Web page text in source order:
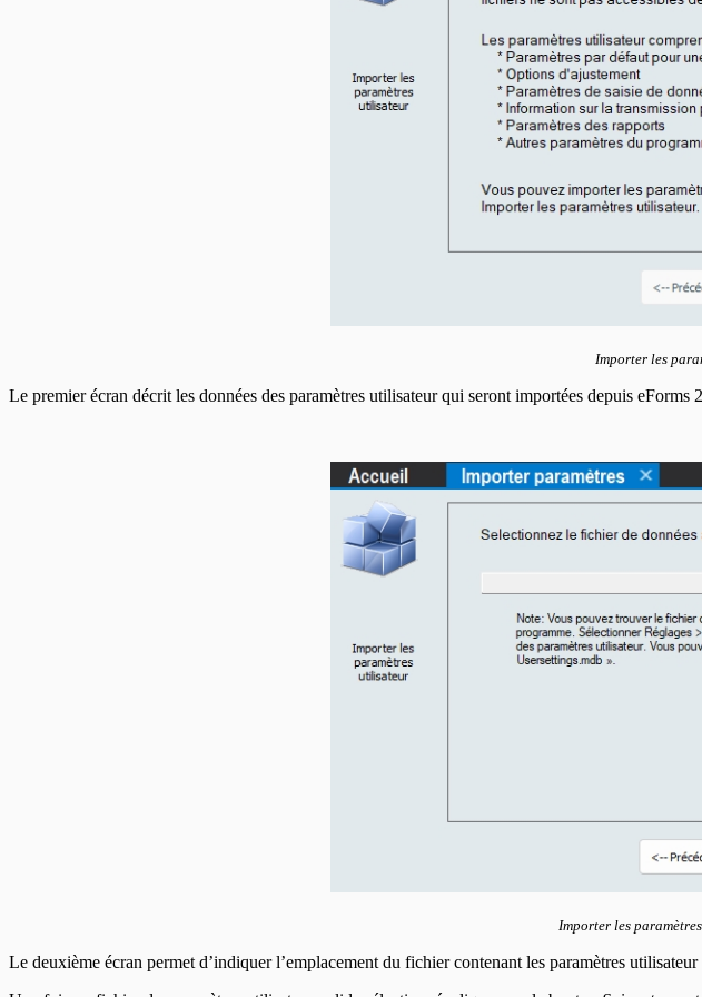
Importer les
Le premier écran décrit les données des paramètres utilisateur qui seront importées depuis eForms
Importer les
Le deuxième écran permet d’indiquer l’emplacement du fichier contenant les paramètres utilisateur